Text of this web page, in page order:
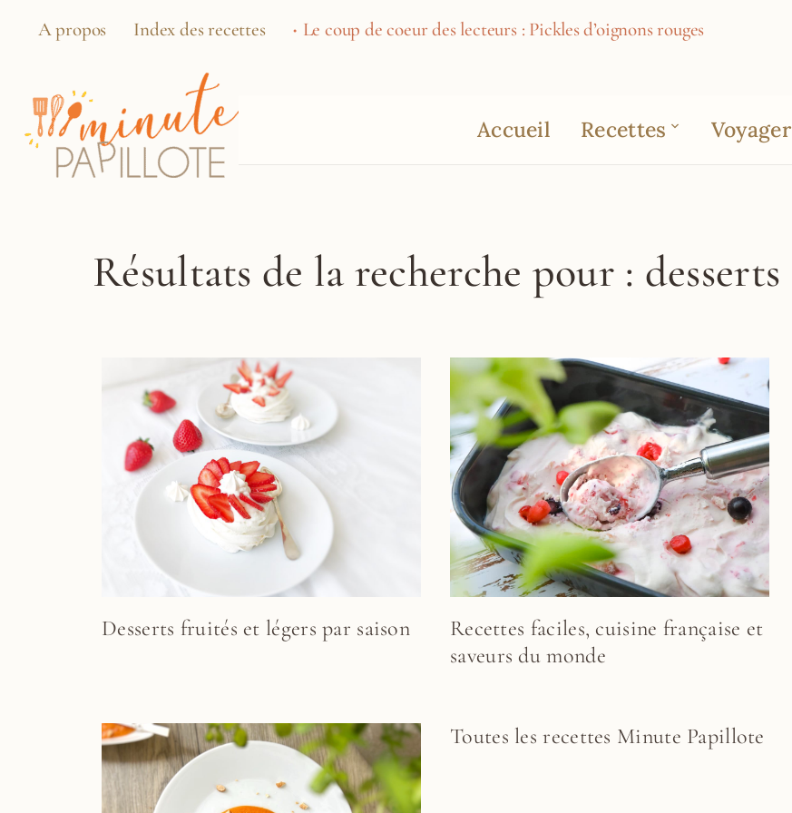
A propos Index des recettes Le coup de coeur des lecteurs : Pickles d’oignons rouges
Accueil Recettes Voyager
Résultats de la recherche pour : desserts
Desserts fruités et légers par saison
Recettes faciles, cuisine française et
saveurs du monde
Toutes les recettes Minute Papillote